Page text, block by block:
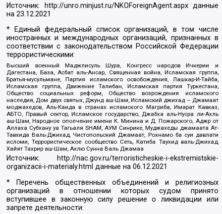
Источник: http://unro.minjust.ru/NKOForeignAgent.aspxданные
на23.12.2021
* Единый федеральный список организаций, в том числе
иностранных и международных организаций, признанных в
соответствии с законодательством Российской Федерации
террористическими:
Высший военный Маджлисуль Шура, Конгресс народов Ичкерии и
Дагестана, База, Асбат аль-Ансар, Священная война, Исламская группа,
Братья-мусульмане, Партия исламского освобождения, Лашкар-И-Тайба,
Исламская группа, Движение Талибан, Исламская партия Туркестана,
Общество социальных реформ, Общество возрождения исламского
наследия, Дом двух святых, Джунд аш-Шам, Исламский джихад – Джамаат
моджахедов, Аль-Каида в странах исламского Магриба, Имарат Кавказ,
АБТО, Правый сектор, Исламское государство, Джабха аль-Нусра ли-Ахль
аш-Шам, Народное ополчение имени К. Минина и Д. Пожарского, Аджр от
Аллаха Субхану уа Тагьаля SHAM, АУМ Синрике, Муджахеды джамаата Ат-
Тавхида Валь-Джихад, Чистопольский Джамаат, Рохнамо ба суи давлати
исломи, Террористическое сообщество Сеть, Катиба Таухид валь-Джихад,
Хайят Тахрир аш-Шам, Ахлю Сунна Валь Джамаа
Источник: http://nac.gov.ru/terroristicheskie-i-ekstremistskie-
organizacii-i-materialy.html данные на06.12.2021
* Перечень общественных объединений и религиозных
организаций в отношении которых судом принято
вступившее в законную силу решение о ликвидации или
запрете деятельности: